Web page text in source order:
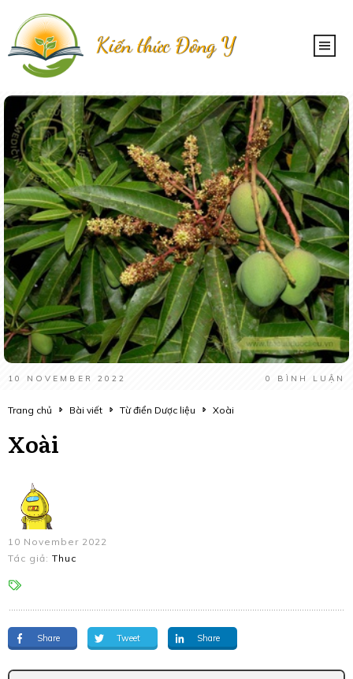
Kiến thức Đông Y
10 NOVEMBER 2022 0 BÌNH LUẬN
Trang chủ Bài viết Từ điển Dược liệu Xoài
Xoài
10 November 2022
Tác giả: Thuc
Share Tweet Share